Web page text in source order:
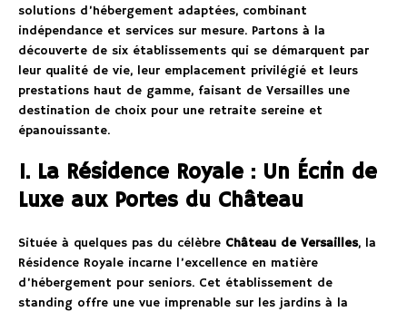
solutions d’hébergement adaptées, combinant
indépendance et services sur mesure. Partons à la
découverte de six établissements qui se démarquent par
leur qualité de vie, leur emplacement privilégié et leurs
prestations haut de gamme, faisant de Versailles une
destination de choix pour une retraite sereine et
épanouissante.
1. La Résidence Royale : Un Écrin de
Luxe aux Portes du Château
Située à quelques pas du célèbre Château de Versailles, la
Résidence Royale incarne l’excellence en matière
d’hébergement pour seniors. Cet établissement de
standing offre une vue imprenable sur les jardins à la